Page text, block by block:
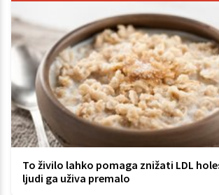
To živilo lahko pomaga znižati LDL
ljudi ga uživa premalo